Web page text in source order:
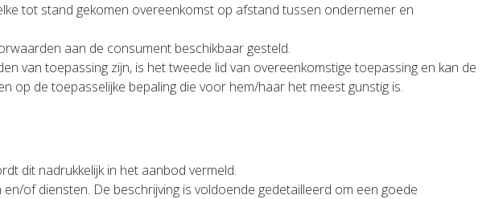
tot stand gekomen overeenkomst op afstand tussen ondernemer en
aan de consument beschikbaar gesteld.
van toepassing zijn, is het tweede lid van overeenkomstige toepassing en kan de
op de toepasselijke bepaling die voor hem/haar het meest gunstig is.
dit nadrukkelijk in het aanbod vermeld.
of diensten. De beschrijving is voldoende gedetailleerd om een goede